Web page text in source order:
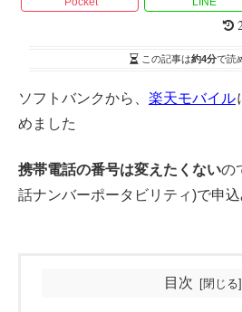
この記事は約4分で読
ソフトバンクから、 楽天モバイル
めました
携帯電話の番号は変えたくないの
話ナンバーポータビリティ)で申
目次